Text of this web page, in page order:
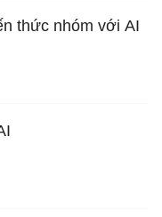
​​thức nhóm với AI